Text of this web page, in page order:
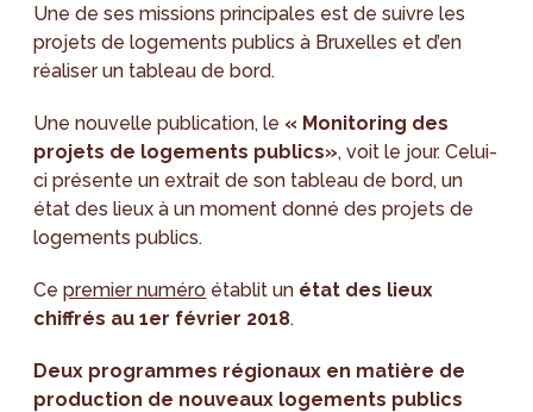
Une de ses missions principales est de suivre les
projets de logements publics à Bruxelles et d’en
réaliser un tableau de bord.
Une nouvelle publication, le « Monitoring des
projets de logements publics», voit le jour. Celui-
ci présente un extrait de son tableau de bord, un
état des lieux à un moment donné des projets de
logements publics.
Cepremier numéro établit un état des lieux
chiffrés au 1er février 2018.
Deux programmes régionaux en matière de
production de nouveaux logements publics